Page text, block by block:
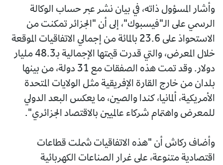
وأشار المسؤول ذاته، في بيان نشر عبر حساب الوكالة
الرسمي على الـ"فيسبوك"، إلى أن "الجزائر تمكنت من
الاستحواذ على 23.6 بالمائة من إجمالي الاتفاقيات الموقعة
خلال المعرض، والتي قدرت قيمتها الإجمالية بـ48.3 مليار
دولار. وقد تمت هذه الصفقات مع 31 دولة، من بينها
بلدان من خارج القارة الإفريقية مثل الولايات المتحدة
الأمريكية، ألمانيا، كندا والصين، ما يعكس البعد الدولي
للمعرض واهتمام شركاء عالميين بالاقتصاد الجزائري".
وأضاف ركاش أن "هذه الاتفاقيات شملت قطاعات
اقتصادية متنوعة، على غرار الصناعات الكهربائية